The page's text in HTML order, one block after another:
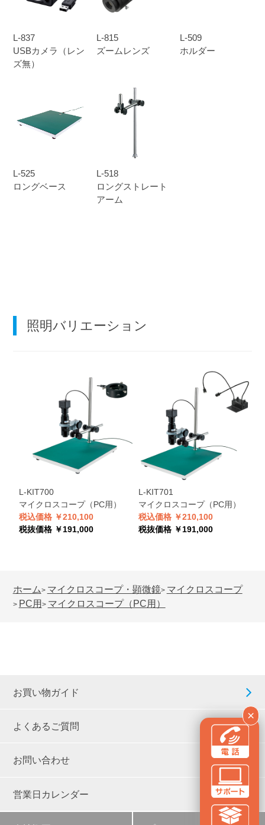
L-837
USBカメラ（レン
ズ無）
L-815
ズームレンズ
L-509
ホルダー
L-525
ロングベース
L-518
ロングストレート
アーム
×
照明バリエーション
L-KIT700
マイクロスコープ（PC用）
税込価格 ￥210,100
税抜価格 ￥191,000
L-KIT701
マイクロスコープ（PC用）
税込価格 ￥210,100
税抜価格 ￥191,000
ホーム> マイクロスコープ・顕微鏡> マイクロスコープ
> PC用> マイクロスコープ（PC用）
お買い物ガイド
よくあるご質問
お問い合わせ
営業日カレンダー